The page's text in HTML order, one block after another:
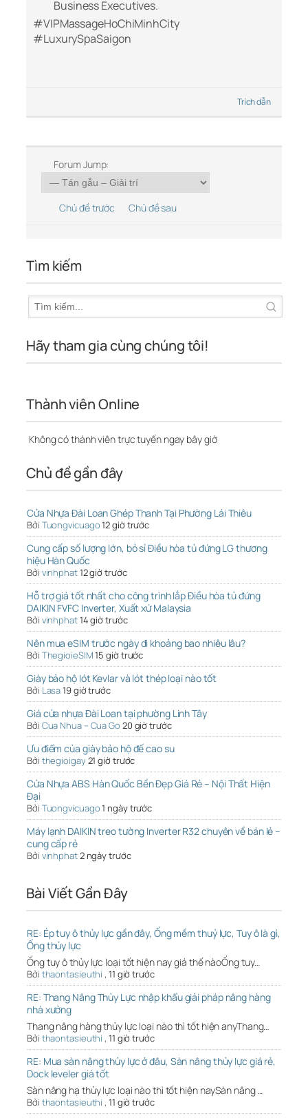
Business Executives.
#VIPMassageHoChiMinhCity
#LuxurySpaSaigon
Trích dẫn
Forum Jump:
Chủ đề trước Chủ đề sau
Tìm kiếm
Hãy tham gia cùng chúng tôi!
Thành viên Online
Không có thành viên trực tuyến ngay bây giờ
Chủ đề gần đây
Cửa Nhựa Đài Loan Ghép Thanh Tại Phường Lái Thiêu
Bởi Tuongvicuago12 giờ trước
Cung cấp số lượng lớn, bỏ sỉ Điều hòa tủ đứng LG thương
hiệu Hàn Quốc
Bởi vinhphat12 giờ trước
Hỗ trợ giá tốt nhất cho công trình lắp Điều hòa tủ đứng
DAIKIN FVFC Inverter, Xuất xứ Malaysia
Bởi vinhphat14 giờ trước
Nên mua eSIM trước ngày đi khoảng bao nhiêu lâu?
Bởi ThegioieSIM15 giờ trước
Giày bảo hộ lót Kevlar và lót thép loại nào tốt
Bởi Lasa19 giờ trước
Giá cửa nhựa Đài Loan tại phường Linh Tây
Bởi Cua Nhua – Cua Go 20 giờ trước
Ưu điểm của giày bảo hộ đế cao su
Bởi thegioigay21 giờ trước
Cửa Nhựa ABS Hàn Quốc Bền Đẹp Giá Rẻ – Nội Thất Hiện
Đại
Bởi Tuongvicuago1 ngày trước
Máy lạnh DAIKIN treo tường Inverter R32 chuyên về bán lẻ –
cung cấp rẻ
Bởi vinhphat2 ngày trước
Bài Viết Gần Đây
RE: Ép tuy ô thủy lực gần đây, Ống mềm thuỷ lực, Tuy ô là gì,
Ống thủy lực
Ống tuy ô thủy lực loại tốt hiện nay giá thế nàoỐng tuy…
Bởi thaontasieuthi , 11 giờ trước
RE: Thang Nâng Thủy Lực nhập khẩu giải pháp nâng hàng
nhà xưởng
Thang nâng hàng thủy lực loại nào thì tốt hiện anyThang…
Bởi thaontasieuthi , 11 giờ trước
RE: Mua sàn nâng thủy lực ở đâu, Sàn nâng thủy lực giá rẻ,
Dock leveler giá tốt
Sàn nâng hạ thủy lực loại nào thì tốt hiện naySàn nâng …
Bởi thaontasieuthi , 11 giờ trước